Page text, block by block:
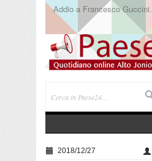
Saracena. Presentato
Pandolfi che racconta
2018/12/27